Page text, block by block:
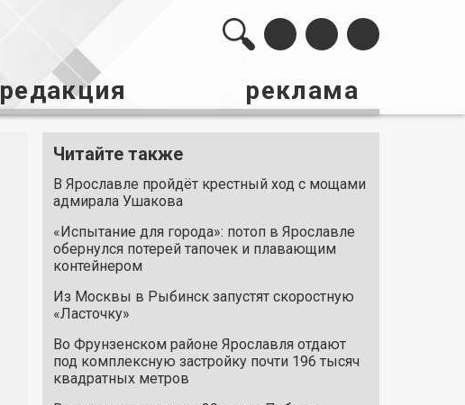
редакция реклама
Читайте также
В Ярославле пройдёт крестный ход с мощами
адмирала Ушакова
«Испытание для города»: потоп в Ярославле
обернулся потерей тапочек и плавающим
контейнером
Из Москвы в Рыбинск запустят скоростную
«Ласточку»
Во Фрунзенском районе Ярославля отдают
под комплексную застройку почти 196 тысяч
квадратных метров